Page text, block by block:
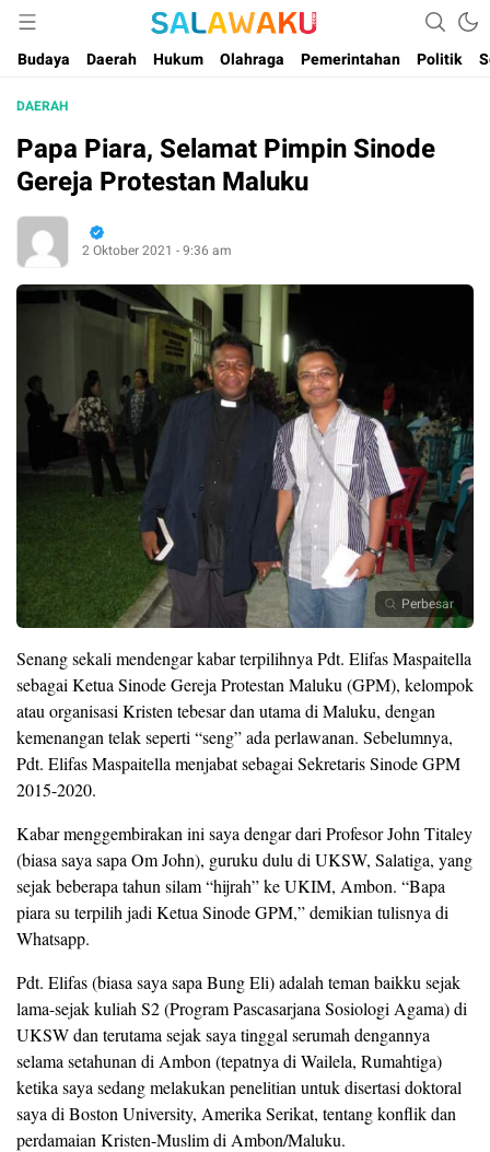
Salawaku Maluku
Salam dan Warta Anak Maluku
Budaya
Daerah Hukum Olahraga Pemerintahan Politik
DAERAH
Papa Piara, Selamat Pimpin Sinode
Gereja Protestan Maluku
2 Oktober 2021 - 9:36 am
Perbesar
Senang sekali mendengar kabar terpilihnya Pdt. Elifas Maspaitella
sebagai Ketua Sinode Gereja Protestan Maluku (GPM), kelompok
atau organisasi Kristen tebesar dan utama di Maluku, dengan
kemenangan telak seperti “seng” ada perlawanan. Sebelumnya,
Pdt. Elifas Maspaitella menjabat sebagai Sekretaris Sinode GPM
2015-2020.
Kabar menggembirakan ini saya dengar dari Profesor John Titaley
(biasa saya sapa Om John), guruku dulu di UKSW, Salatiga, yang
sejak beberapa tahun silam “hijrah” ke UKIM, Ambon. “Bapa
piara su terpilih jadi Ketua Sinode GPM,” demikian tulisnya di
Whatsapp.
Pdt. Elifas (biasa saya sapa Bung Eli) adalah teman baikku sejak
lama-sejak kuliah S2 (Program Pascasarjana Sosiologi Agama) di
UKSW dan terutama sejak saya tinggal serumah dengannya
selama setahunan di Ambon (tepatnya di Wailela, Rumahtiga)
ketika saya sedang melakukan penelitian untuk disertasi doktoral
saya di Boston University, Amerika Serikat, tentang konflik dan
perdamaian Kristen-Muslim di Ambon/Maluku.